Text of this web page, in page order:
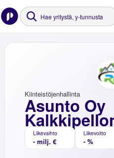
Asunto Oy
Kiinteistöjenhallinta
Liikevaihto
- milj. €
Liikevoitto
- %